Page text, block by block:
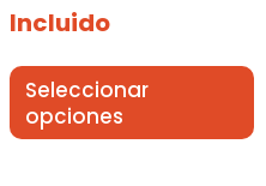
Incluido
Seleccionar
opciones